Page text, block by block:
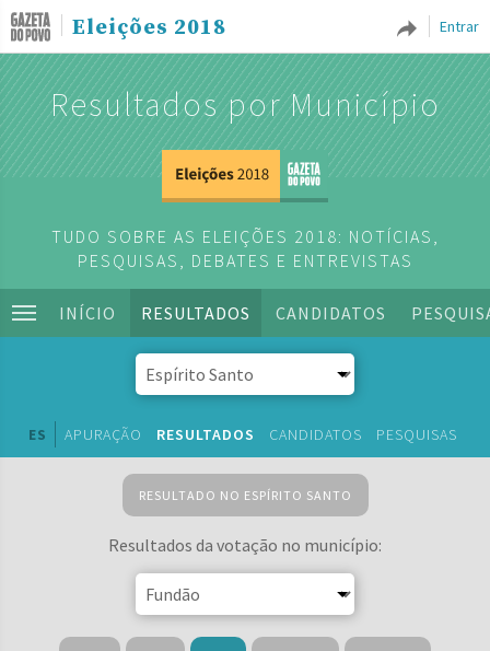
Entrar
Eleições 2018
Resultados por Município
TUDO SOBRE AS ELEIÇÕES 2018: NOTÍCIAS,
PESQUISAS, DEBATES E ENTREVISTAS
INÍCIO RESULTADOS CANDIDATOS
ES APURAÇÃO RESULTADOS CANDIDATOS PESQUISAS
RESULTADO NO ESPÍRITO SANTO
Resultados da votação no município: